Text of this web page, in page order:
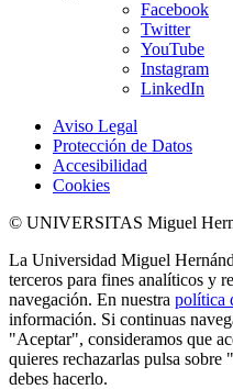
Facebook
Twitter
YouTube
Instagram
LinkedIn
Aviso Legal
Protección de Datos
Accesibilidad
Cookies
© UNIVERSITAS Miguel
La Universidad Miguel
terceros para fines analíticos y
navegación. En nuestra política
información. Si continuas
"Aceptar", consideramos que
quieres rechazarlas pulsa
debes hacerlo.